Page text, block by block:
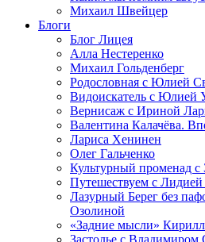
Михаил Швейцер
Блоги
Блог Лицея
Алла Нестеренко
Михаил Гольденберг
Родословная с Юлией
Видоискатель с Юлией
Вернисаж с Ириной
Валентина Калачёва.
Лариса Хенинен
Олег Гальченко
Культурный променад с
Путешествуем с
Лазурный Берег без
Озолиной
«Задние мысли»